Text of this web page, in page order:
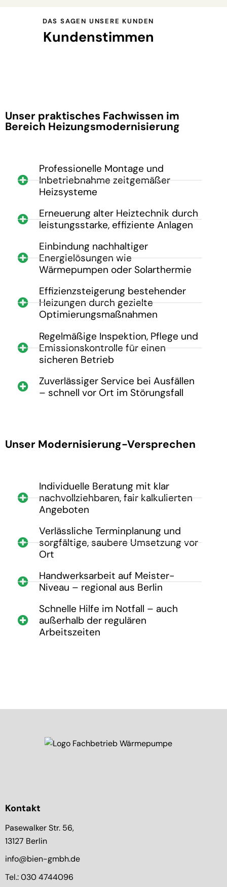
DAS SAGEN UNSERE KUNDEN
Kundenstimmen
Unser praktisches Fachwissen im
Bereich Heizungsmodernisierung
Professionelle Montage und
Inbetriebnahme zeitgemäßer
Heizsysteme
Erneuerung alter Heiztechnik durch
leistungsstarke, effiziente Anlagen
Einbindung nachhaltiger
Energielösungen wie
Wärmepumpen oder Solarthermie
Effizienzsteigerung bestehender
Heizungen durch gezielte
Optimierungsmaßnahmen
Regelmäßige Inspektion, Pflege und
Emissionskontrolle für einen
sicheren Betrieb
Zuverlässiger Service bei Ausfällen
– schnell vor Ort im Störungsfall
Unser Modernisierung-Versprechen
Individuelle Beratung mit klar
nachvollziehbaren, fair kalkulierten
Angeboten
Verlässliche Terminplanung und
sorgfältige, saubere Umsetzung vor
Ort
Handwerksarbeit auf Meister-
Niveau – regional aus Berlin
Schnelle Hilfe im Notfall – auch
außerhalb der regulären
Arbeitszeiten
Kontakt
Pasewalker Str. 56,
13127 Berlin
info@bien-gmbh.de
Tel.: 030 4744096